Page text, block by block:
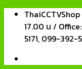
Skip
content
17.00 น /
5171, 099-392-